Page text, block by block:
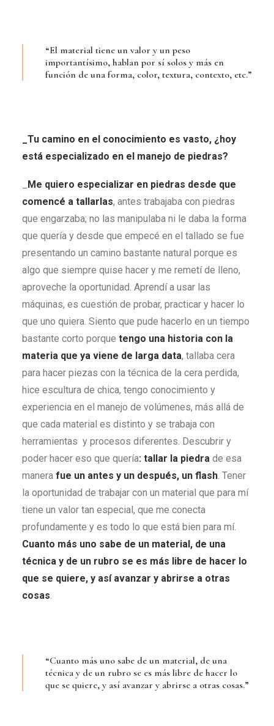
“El material tiene un valor y un peso
importantísimo, hablan por sí solos y más en
función de una forma, color, textura, contexto, etc.”
Tu camino en el conocimiento es vasto, ¿hoy
está especializado en el manejo de piedras?
Me quiero especializar en piedras desde que
comencé a tallarlas, antes trabajaba con piedras
que engarzaba; no las manipulaba ni le daba la forma
que quería y desde que empecé en el tallado se fue
presentando un camino bastante natural porque es
algo que siempre quise hacer y me remetí de lleno,
aproveche la oportunidad. Aprendí a usar las
máquinas, es cuestión de probar, practicar y hacer lo
que uno quiera. Siento que pude hacerlo en un tiempo
bastante corto porque tengo una historia con la
materia que ya viene de larga data, tallaba cera
para hacer piezas con la técnica de la cera perdida,
hice escultura de chica, tengo conocimiento y
experiencia en el manejo de volúmenes, más allá de
que cada material es distinto y se trabaja con
herramientas y procesos diferentes. Descubrir y
poder hacer eso que quería: tallar la piedra de esa
manera fue un antes y un después, un flash. Tener
la oportunidad de trabajar con un material que para mí
tiene un valor tan especial, que me conecta
profundamente y es todo lo que está bien para mí.
Cuanto más uno sabe de un material, de una
técnica y de un rubro se es más libre de hacer lo
que se quiere, y así avanzar y abrirse a otras
cosas.
“Cuanto más uno sabe de un material, de una
técnica y de un rubro se es más libre de hacer lo
que se quiere, y así avanzar y abrirse a otras cosas.”